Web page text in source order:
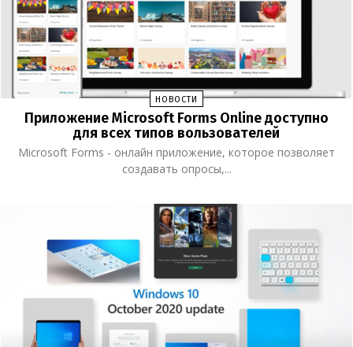
НОВОСТИ
Приложение Microsoft Forms Online доступно
для всех типов вользователей
Microsoft Forms - онлайн приложение, которое позволяет
создавать опросы,...